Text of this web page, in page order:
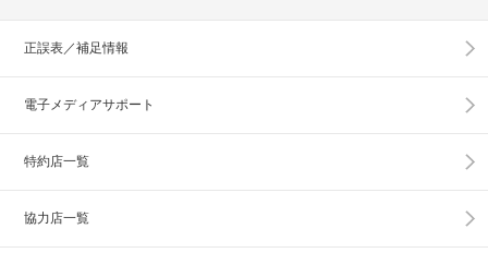
正誤表／補足情報
電子メディアサポート
特約店一覧
協力店一覧